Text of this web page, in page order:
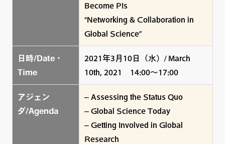
Become PIs
“Networking & Collaboration in
Global Science”
日時/Date・
Time
2021年3月10日（水）/ March
10th, 2021 14:00～17:00
アジェン
ダ/Agenda
– Assessing the Status Quo
– Global Science Today
– Getting Involved in Global
Research